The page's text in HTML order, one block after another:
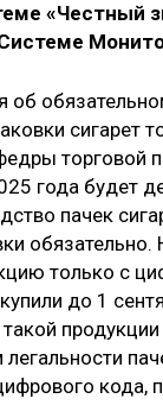
«Честный
об
торговой
года будет
пачек
только с
до 1
кода,